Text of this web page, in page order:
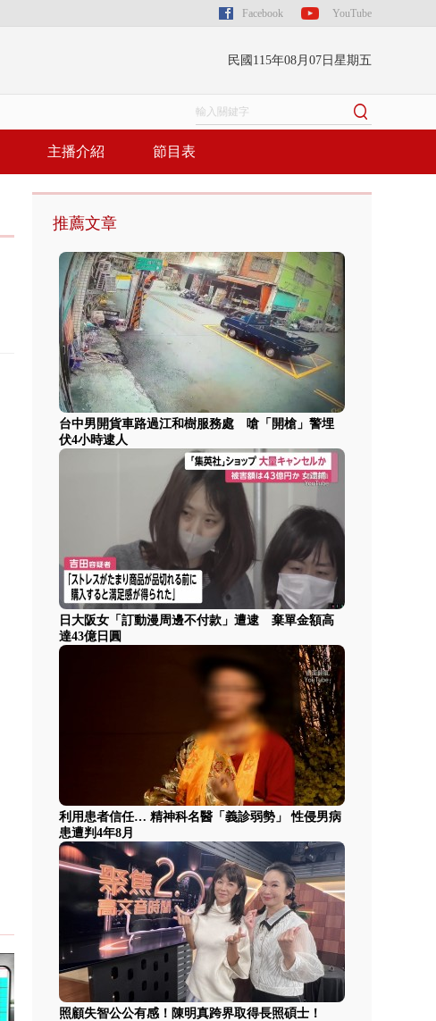
Facebook YouTube
民國115年08月07日星期五
主播介紹 節目表
推薦文章
台中男開貨車路過江和樹服務處 嗆「開槍」警埋
伏4小時逮人
日大阪女「訂動漫周邊不付款」遭逮 棄單金額高
達43億日圓
利用患者信任… 精神科名醫「義診弱勢」 性侵男病
患遭判4年8月
照顧失智公公有感！陳明真跨界取得長照碩士！